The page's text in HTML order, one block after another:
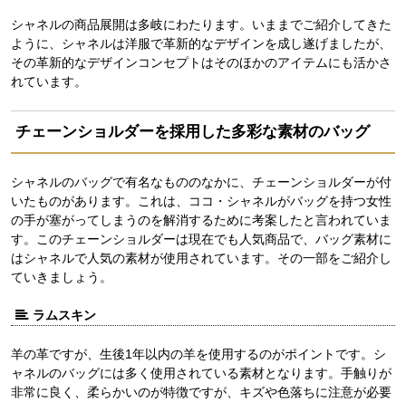
シャネルの商品展開は多岐にわたります。いままでご紹介してきた
ように、シャネルは洋服で革新的なデザインを成し遂げましたが、
その革新的なデザインコンセプトはそのほかのアイテムにも活かさ
れています。
チェーンショルダーを採用した多彩な素材のバッグ
シャネルのバッグで有名なもののなかに、チェーンショルダーが付
いたものがあります。これは、ココ・シャネルがバッグを持つ女性
の手が塞がってしまうのを解消するために考案したと言われていま
す。このチェーンショルダーは現在でも人気商品で、バッグ素材に
はシャネルで人気の素材が使用されています。その一部をご紹介し
ていきましょう。
ラムスキン
羊の革ですが、生後1年以内の羊を使用するのがポイントです。シ
ャネルのバッグには多く使用されている素材となります。手触りが
非常に良く、柔らかいのが特徴ですが、キズや色落ちに注意が必要